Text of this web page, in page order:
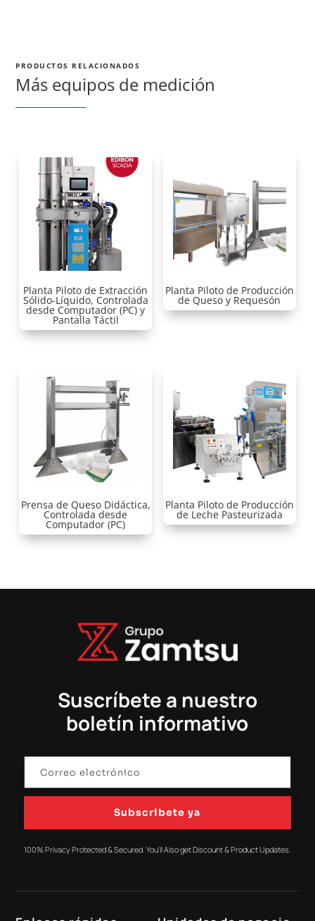
PRODUCTOS RELACIONADOS
Más equipos de medición
Planta Piloto de Extracción
Sólido-Líquido, Controlada
desde Computador (PC) y
Pantalla Táctil
Planta Piloto de Producción
de Queso y Requesón
Prensa de Queso Didáctica,
Controlada desde
Computador (PC)
Planta Piloto de Producción
de Leche Pasteurizada
Suscríbete a nuestro
boletín informativo
Subscribete ya
100% Privacy Protected & Secured. You'll Also get Discount & Product Updates.